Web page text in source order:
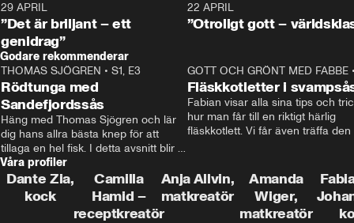
29 APRIL
”Det är briljant – ett
genidrag”
22 APRIL
”Otroligt gott –
Godare rekommenderar
THOMAS SJÖGREN • S1, E3
Rödtunga med
Sandefjordssås
Häng med Thomas Sjögren och lär
dig hans allra bästa knep för att
tillaga en hel fisk. I detta avsnitt blir
de helstekt rödtunga med
sandefjordssås och en magisk sallad
på pepparrot och äpple.
GOTT OCH GRÖNT MED FABBE
Fläskkotletter i
Fabian visar alla sina tips och
hur man får till en riktigt härlig
fläskkotlett. Vi får även träffa den
grisbonde på Gotland.
Våra profiler
Dante Zia,
kock
Camilla
Hamid –
receptkreatör
Anja Allvin,
matkreatör
Amanda
Wiger,
matkreatör